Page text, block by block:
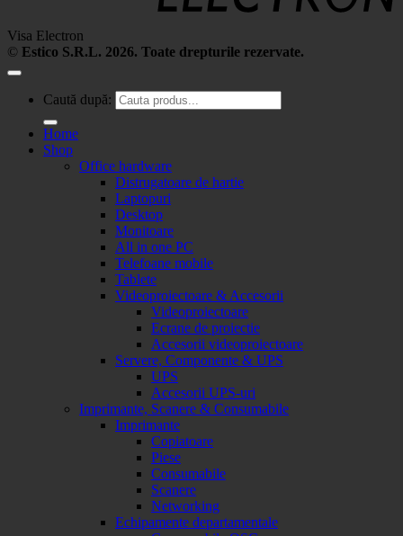
Visa Electron
© Estico S.R.L. 2026. Toate drepturile rezervate.
Caută după:
Home
Shop
Office hardware
Distrugatoare de hartie
Laptopuri
Desktop
Monitoare
All in one PC
Telefoane mobile
Tablete
Videoproiectoare & Accesorii
Videoproiectoare
Ecrane de proiectie
Accesorii videoproiectoare
Servere, Componente & UPS
UPS
Accesorii UPS-uri
Imprimante, Scanere & Consumabile
Imprimante
Copiatoare
Piese
Consumabile
Scanere
Networking
Echipamente departamentale